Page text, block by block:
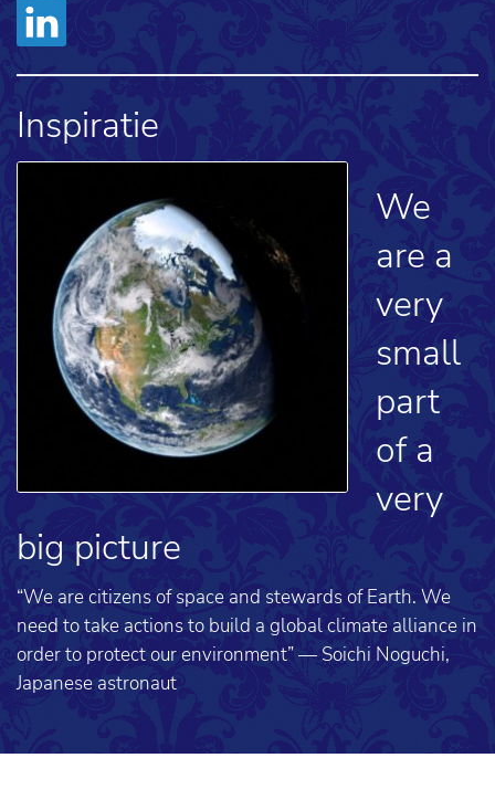
Inspiratie
We
are a
very
small
part
of a
very
big picture
“We are citizens of space and stewards of Earth. We
need to take actions to build a global climate alliance in
order to protect our environment” — Soichi Noguchi,
Japanese astronaut